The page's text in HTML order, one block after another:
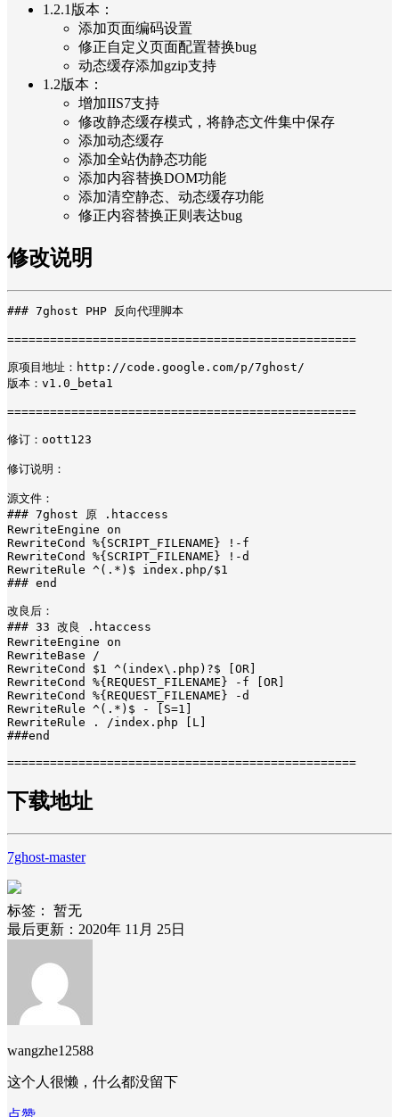
1.2.1版本：
添加页面编码设置
修正自定义页面配置替换bug
动态缓存添加gzip支持
1.2版本：
增加IIS7支持
修改静态缓存模式，将静态文件集中保存
添加动态缓存
添加全站伪静态功能
添加内容替换DOM功能
添加清空静态、动态缓存功能
修正内容替换正则表达bug
修改说明
### 7ghost PHP 反向代理脚本
=================================================
原项目地址：http://code.google.com/p/7ghost/
版本：v1.0_beta1
=================================================
修订：oott123
修订说明：
源文件：
### 7ghost 原 .htaccess
RewriteEngine on
RewriteCond %{SCRIPT_FILENAME} !-f
RewriteCond %{SCRIPT_FILENAME} !-d
RewriteRule ^(.*)$ index.php/$1
### end
改良后：
### 33 改良 .htaccess
RewriteEngine on
RewriteBase /
RewriteCond $1 ^(index\.php)?$ [OR]
RewriteCond %{REQUEST_FILENAME} -f [OR]
RewriteCond %{REQUEST_FILENAME} -d
RewriteRule ^(.*)$ - [S=1]
RewriteRule . /index.php [L]
###end
=================================================
下载地址
7ghost-master
标签：
暂无
最后更新：2020年 11月 25日
wangzhe12588
这个人很懒，什么都没留下